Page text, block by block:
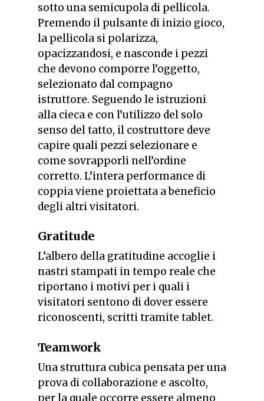
sotto una semicupola di pellicola.
Premendo il pulsante di inizio gioco,
la pellicola si polarizza,
opacizzandosi, e nasconde i pezzi
che devono comporre l’oggetto,
selezionato dal compagno
istruttore. Seguendo le istruzioni
alla cieca e con l’utilizzo del solo
senso del tatto, il costruttore deve
capire quali pezzi selezionare e
come sovrapporli nell’ordine
corretto. L’intera performance di
coppia viene proiettata a beneficio
degli altri visitatori.
Gratitude
L’albero della gratitudine accoglie i
nastri stampati in tempo reale che
riportano i motivi per i quali i
visitatori sentono di dover essere
riconoscenti, scritti tramite tablet.
Teamwork
Una struttura cubica pensata per una
prova di collaborazione e ascolto,
per la quale occorre essere almeno